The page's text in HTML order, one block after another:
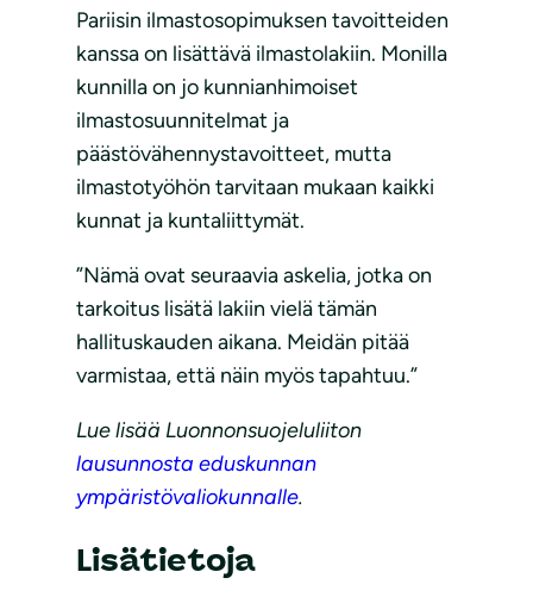
Pariisin ilmastosopimuksen tavoitteiden
kanssa on lisättävä ilmastolakiin. Monilla
kunnilla on jo kunnianhimoiset
ilmastosuunnitelmat ja
päästövähennystavoitteet, mutta
ilmastotyöhön tarvitaan mukaan kaikki
kunnat ja kuntaliittymät.
”Nämä ovat seuraavia askelia, jotka on
tarkoitus lisätä lakiin vielä tämän
hallituskauden aikana. Meidän pitää
varmistaa, että näin myös tapahtuu.”
Lue lisää Luonnonsuojeluliiton
lausunnosta eduskunnan
ympäristövaliokunnalle.
Lisätietoja